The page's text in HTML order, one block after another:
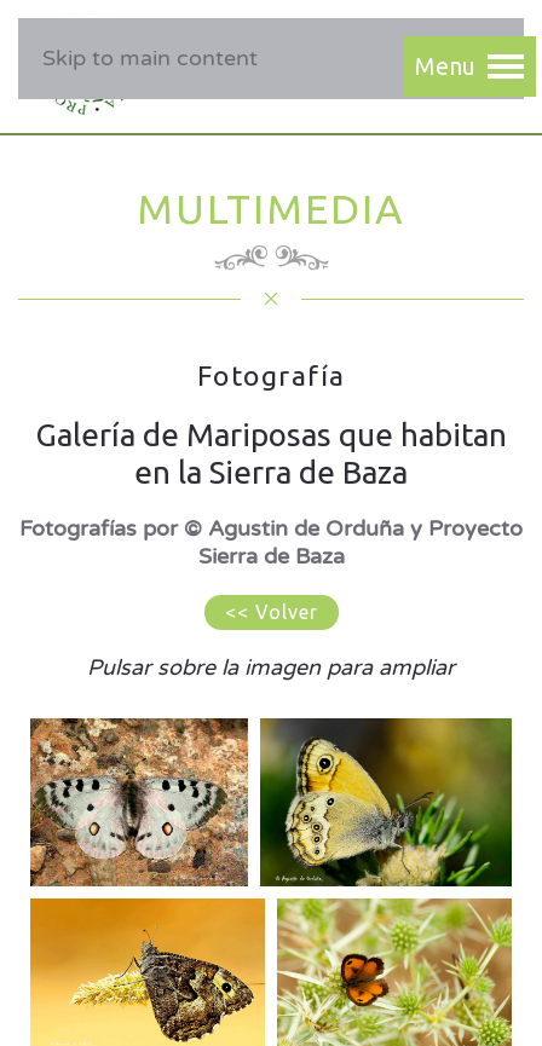
Skip to main content
MULTIMEDIA
Fotografía
Galería de Mariposas que habitan
en la Sierra de Baza
Fotografías por © Agustin de Orduña y Proyecto
Sierra de Baza
<< Volver
Pulsar sobre la imagen para ampliar